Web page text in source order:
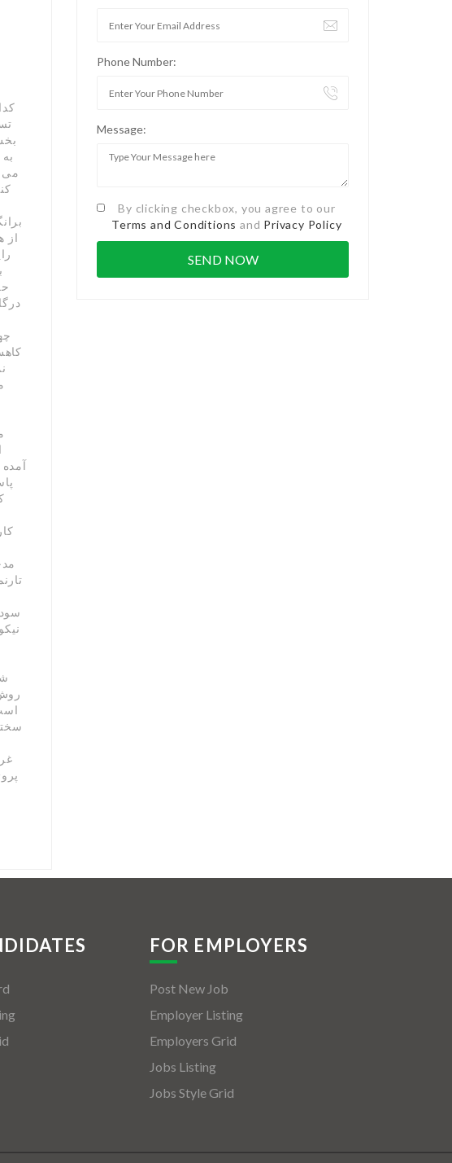
می
از
Phone Number:
Message:
By clicking checkbox, you agree to our
Terms and Conditions and Privacy Policy
FOR EMPLOYERS
Post New Job
Employer Listing
Employers Grid
Jobs Listing
Jobs Style Grid